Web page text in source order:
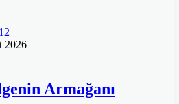
2026
Armağanı